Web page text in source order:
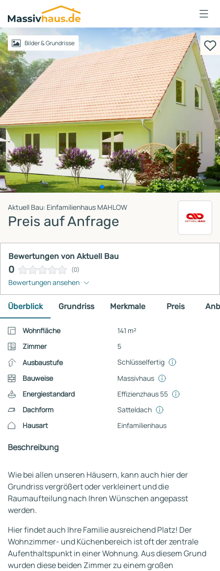
Massivhaus
Logo
AnmeldenBilder & Grundrisse
Aktuell Bau: Einfamilienhaus MAHLOW
Preis auf Anfrage
Bewertungen von Aktuell Bau
0 (0)
Bewertungen ansehen
Überblick Grundriss Merkmale Preis
Wohnfläche
141 m²
Zimmer
5
Ausbaustufe
Schlüsselfertig
Bauweise
Massivhaus
Energiestandard
Effizienzhaus 55
Dachform
Satteldach
Hausart
Einfamilienhaus
Beschreibung
Wie bei allen unseren Häusern, kann auch hier der
Grundriss vergrößert oder verkleinert und die
Raumaufteilung nach Ihren Wünschen angepasst
werden.
Hier findet auch Ihre Familie ausreichend Platz! Der
Wohnzimmer- und Küchenbereich ist oft der zentrale
Aufenthaltspunkt in einer Wohnung. Aus diesem Grund
wurden diese beiden Zimmer zu einem großen